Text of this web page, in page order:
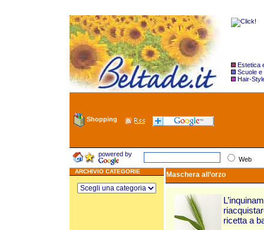
Estetica
Scuole e
Hair-
Shopping
powered by
Web
ARCHIVIO CATEGORIE Maschera all’orzo
ricetta a